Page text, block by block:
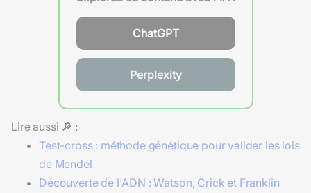
ChatGPT
Perplexity
Lire aussi 🔎 :
Test-cross : méthode génétique pour valider les lois
de Mendel
Découverte de l'ADN : Watson, Crick et Franklin